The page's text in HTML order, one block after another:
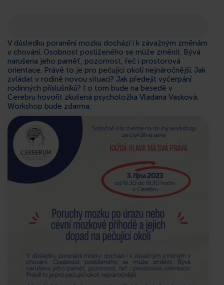
KONTAKT
V důsledku poranění mozku dochází i k závažným změnám
v chování. Osobnost postiženého se může změnit. Bývá
narušena jeho paměť, pozornost, řeč i prostorová
orientace. Právě to je pro pečující okolí nejnáročnější. Jak
zvládat v rodině novou situaci? Jak předejít vyčerpání
rodinných příslušníků? I o tom bude na besedě v
Cerebru hovořit zkušená psycholožka Vladana Vasková.
Workshop bude zdarma.